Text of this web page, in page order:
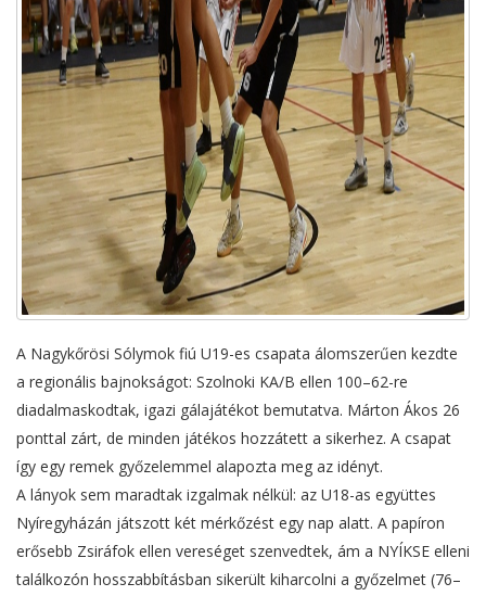
A Nagykőrösi Sólymok fiú U19-es csapata álomszerűen kezdte
a regionális bajnokságot: Szolnoki KA/B ellen 100–62-re
diadalmaskodtak, igazi gálajátékot bemutatva. Márton Ákos 26
ponttal zárt, de minden játékos hozzátett a sikerhez. A csapat
így egy remek győzelemmel alapozta meg az idényt.
A lányok sem maradtak izgalmak nélkül: az U18-as együttes
Nyíregyházán játszott két mérkőzést egy nap alatt. A papíron
erősebb Zsiráfok ellen vereséget szenvedtek, ám a NYÍKSE elleni
találkozón hosszabbításban sikerült kiharcolni a győzelmet (76–